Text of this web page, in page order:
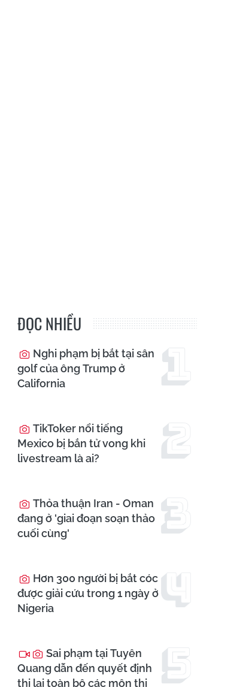
ĐỌC NHIỀU
Nghi phạm bị bắt tại sân
golf của ông Trump ở
California
TikToker nổi tiếng
Mexico bị bắn tử vong khi
livestream là ai?
Thỏa thuận Iran - Oman
đang ở 'giai đoạn soạn thảo
cuối cùng'
Hơn 300 người bị bắt cóc
được giải cứu trong 1 ngày ở
Nigeria
Sai phạm tại Tuyên
Quang dẫn đến quyết định
thi lại toàn bộ các môn thi